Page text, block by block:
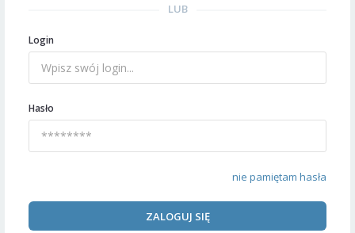
LUB
Login
Hasło
nie pamiętam hasła
ZALOGUJ SIĘ